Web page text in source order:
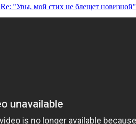
Re: "Увы, мой стих не блещет новизной"